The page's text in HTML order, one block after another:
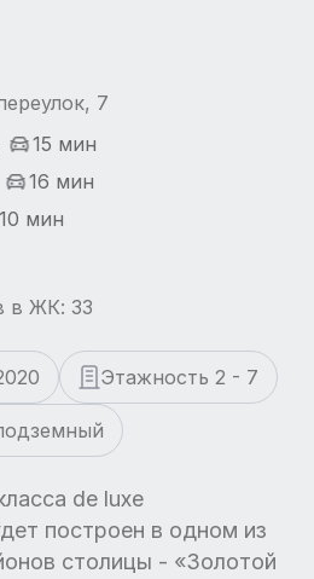
7
15 мин
16 мин
10 мин
в ЖК: 33
Этажность 2 - 7
de luxe
построен в одном из
столицы - «Золотой